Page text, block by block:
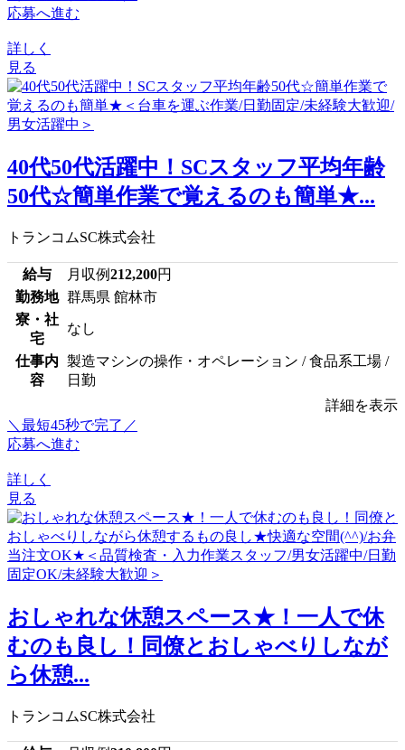
応募へ進む
詳しく
見る
40代50代活躍中！SCスタッフ平均年齢
50代☆簡単作業で覚えるのも簡単★...
トランコムSC株式会社
給与 月収例212,200円
勤務地 群馬県 館林市
寮・社
宅
なし
仕事内
容
製造マシンの操作・オペレーション / 食品系工場 /
日勤
詳細を表示
＼最短45秒で完了／
応募へ進む
詳しく
見る
おしゃれな休憩スペース★！一人で休
むのも良し！同僚とおしゃべりしなが
ら休憩...
トランコムSC株式会社